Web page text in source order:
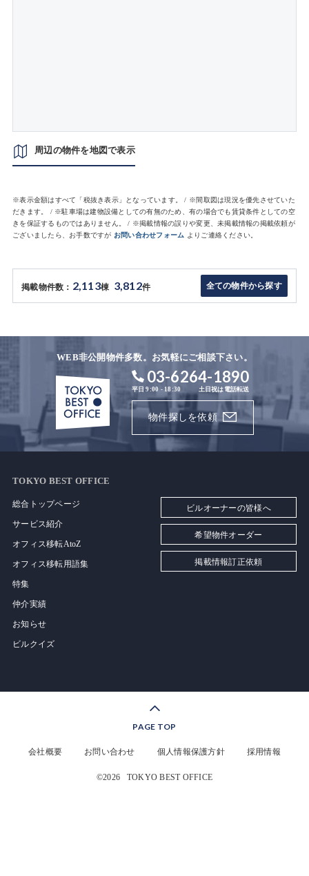
周辺の物件を地図で表示
※表示金額はすべて「税抜き表示」となっています。 / ※間取図は現況を優先させていた
だきます。 / ※駐車場は建物設備としての有無のため、有の場合でも賃貸条件としての空
きを保証するものではありません。 / ※掲載情報の誤りや変更、未掲載情報の掲載依頼が
ございましたら、お手数ですが お問い合わせフォーム よりご連絡ください。
掲載物件数： 2,113棟 3,812件 全ての物件から探す
WEB非公開物件多数。お気軽にご相談下さい。
03-6264-1890
平日 9:00 - 18:30 土日祝は電話転送
物件探しを依頼
TOKYO BEST OFFICE
総合トップページ
サービス紹介
オフィス移転AtoZ
オフィス移転用語集
特集
仲介実績
お知らせ
ビルクイズ
ビルオーナーの皆様へ
希望物件オーダー
掲載情報訂正依頼
PAGE TOP
会社概要 お問い合わせ 個人情報保護方針 採用情報
©2026 TOKYO BEST OFFICE